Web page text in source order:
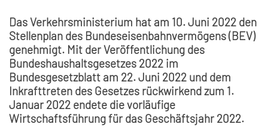
Das Verkehrsministerium hat am 10. Juni 2022 den
Stellenplan des Bundeseisenbahnvermögens (BEV)
genehmigt. Mit der Veröffentlichung des
Bundeshaushaltsgesetzes 2022 im
Bundesgesetzblatt am 22. Juni 2022 und dem
Inkrafttreten des Gesetzes rückwirkend zum 1.
Januar 2022 endete die vorläufige
Wirtschaftsführung für das Geschäftsjahr 2022.